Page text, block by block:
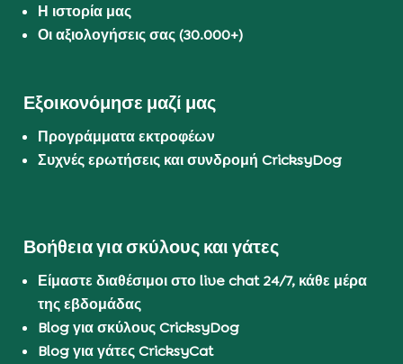
Η ιστορία μας
Οι αξιολογήσεις σας (30.000+)
Εξοικονόμησε μαζί μας
Προγράμματα εκτροφέων
Συχνές ερωτήσεις και συνδρομή CricksyDog
Βοήθεια για σκύλους και γάτες
Είμαστε διαθέσιμοι στο live chat 24/7, κάθε μέρα
της εβδομάδας
Blog για σκύλους CricksyDog
Blog για γάτες CricksyCat